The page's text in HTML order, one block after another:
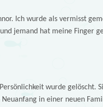
Ich wurde als vermisst
jemand hat meine Finger
wurde gelöscht.
in einer neuen